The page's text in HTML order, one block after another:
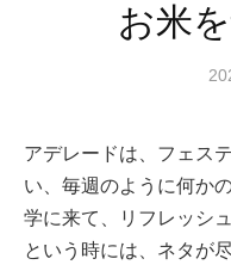
お米
アデレードは、フェス
い、毎週のように何か
学に来て、リフレッシ
という時には、ネタが